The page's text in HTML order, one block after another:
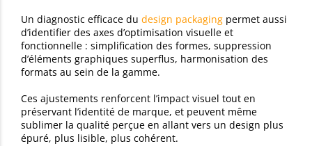
Un diagnostic efficace du design packaging permet aussi
d’identifier des axes d’optimisation visuelle et
fonctionnelle : simplification des formes, suppression
d’éléments graphiques superflus, harmonisation des
formats au sein de la gamme.
Ces ajustements renforcent l’impact visuel tout en
préservant l’identité de marque, et peuvent même
sublimer la qualité perçue en allant vers un design plus
épuré, plus lisible, plus cohérent.